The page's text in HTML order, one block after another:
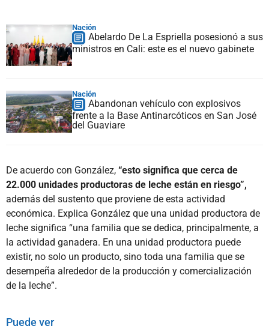
Nación
Abelardo De La Espriella posesionó a sus
ministros en Cali: este es el nuevo gabinete
Nación
Abandonan vehículo con explosivos
frente a la Base Antinarcóticos en San José
del Guaviare
De acuerdo con González, “esto significa que cerca de
22.000 unidades productoras de leche están en riesgo”,
además del sustento que proviene de esta actividad
económica. Explica González que una unidad productora de
leche significa “una familia que se dedica, principalmente, a
la actividad ganadera. En una unidad productora puede
existir, no solo un producto, sino toda una familia que se
desempeña alrededor de la producción y comercialización
de la leche”.
Puede ver